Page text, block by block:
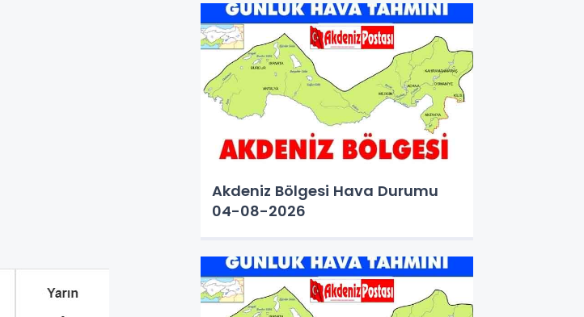
Akdeniz Bölgesi Hava Durumu
04-08-2026